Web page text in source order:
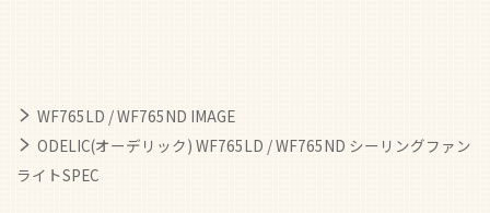
WF765LD / WF765ND IMAGE
ODELIC(オーデリック) WF765LD / WF765ND シーリングファン
ライトSPEC